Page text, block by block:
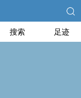
搜索 足迹